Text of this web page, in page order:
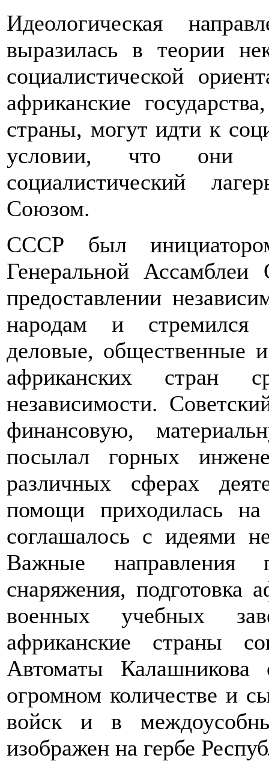
Идеологическая
выразилась в теории
социалистической
африканские
страны, могут идти к
условии, что они
социалистический
Союзом.
СССР был
Генеральной
предоставлении
народам и стремился
деловые, общественные
африканских стран
независимости.
финансовую,
посылал горных
различных сферах
помощи приходилась на
соглашалось с идеями
Важные направления
снаряжения, подготовка
военных учебных
африканские страны
Автоматы
огромном количестве и
войск и в
изображен на гербе